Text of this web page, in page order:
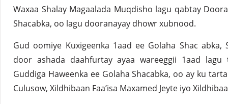
Waxaa Shalay Magaalada Muqdisho lagu qabtay
Shacabka, oo lagu dooranayay dhowr xubnood.
Gud oomiye Kuxigeenka 1aad ee Golaha Shac abka,
door ashada daahfurtay ayaa wareeggii 1aad lagu
Guddiga Haweenka ee Golaha Shacabka, oo ay ku
Culusow, Xildhibaan Faa’isa Maxamed Jeyte iyo